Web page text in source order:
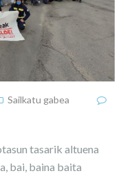
Sailkatu gabea
tasarik altuena
bai, baina baita